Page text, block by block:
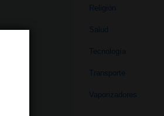
Religión
Salud
Tecnología
Transporte
Vaporizadores